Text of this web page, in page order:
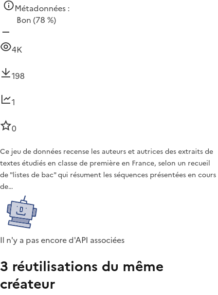
Métadonnées :
Bon (78 %)
4K
198
1
0
Ce jeu de données recense les auteurs et autrices des extraits de
textes étudiés en classe de première en France, selon un recueil
de "listes de bac" qui résument les séquences présentées en cours
de…
Il n'y a pas encore d'API associées
3 réutilisations du même
créateur